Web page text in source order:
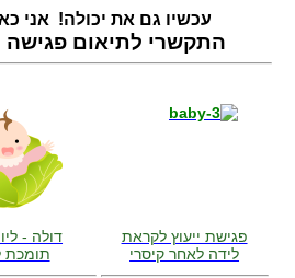
עכשיו גם את יכולה! אני
התקשרי לתיאום פגישה
פגישת ייעוץ לקראת
לידה לאחר קיסרי
דולה -
תומכת